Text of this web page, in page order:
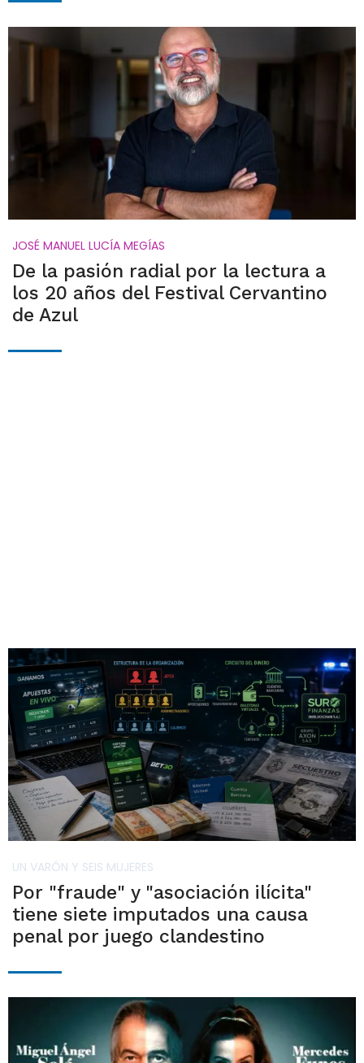
JOSÉ MANUEL LUCÍA MEGÍAS
De la pasión radial por la lectura a
los 20 años del Festival Cervantino
de Azul
UN VARÓN Y SEIS MUJERES
Por "fraude" y "asociación ilícita"
tiene siete imputados una causa
penal por juego clandestino